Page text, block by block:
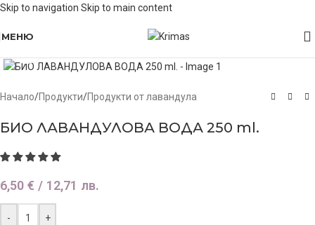
Skip to navigation Skip to main content
МЕНЮ
Начало/Продукти/Продукти от лавандула
БИО ЛАВАНДУЛОВА ВОДА 250 ml.
6,50 € / 12,71 лв.
- +